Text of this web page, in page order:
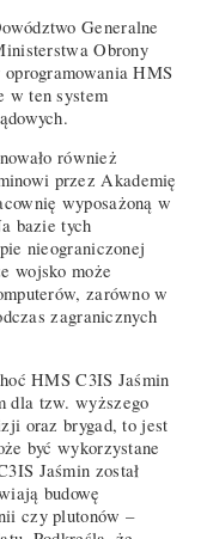
Generalne
Obrony
HMS
w ten system
również
przez Akademię
wyposażoną w
bazie tych
nieograniczonej
wojsko może
zarówno w
zagranicznych
HMS C3IS Jaśmin
dla tzw. wyższego
oraz brygad, to jest
być wykorzystane
Jaśmin został
budowę
czy plutonów –